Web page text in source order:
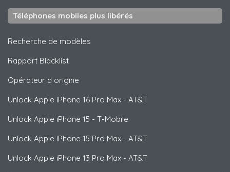
Téléphones mobiles plus libérés
Recherche de modèles
Rapport Blacklist
Opérateur d origine
Unlock Apple iPhone 16 Pro Max - AT&T
Unlock Apple iPhone 15 - T-Mobile
Unlock Apple iPhone 15 Pro Max - AT&T
Unlock Apple iPhone 13 Pro Max - AT&T